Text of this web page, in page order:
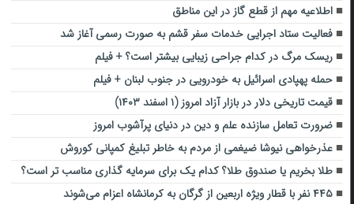
اطلاعیه مهم از قطع گاز در این مناطق
فعالیت ستاد اجرایی خدمات سفر قشم به صورت رسمی آغاز شد
ریسک مرگ در کدام جراحی زیبایی بیشتر است؟ + فیلم
حمله پهپادی اسرائیل به خودرویی در جنوب لبنان + فیلم
قیمت تاریخی دلار در بازار آزاد امروز (۱ اسفند ۱۴۰۳)
ضرورت تعامل سازنده علم و دین در دنیای پرآشوب امروز
عذرخواهی نیوشا ضیغمی از مردم به خاطر تبلیغ کمپانی کوروش
طلا بخریم یا صندوق طلا؟ کدام یک برای سرمایه گذاری مناسب تر است؟
۴۴۵ نفر با قطار ویژه اربعین از گرگان به کرمانشاه اعزام‌ می‌شوند